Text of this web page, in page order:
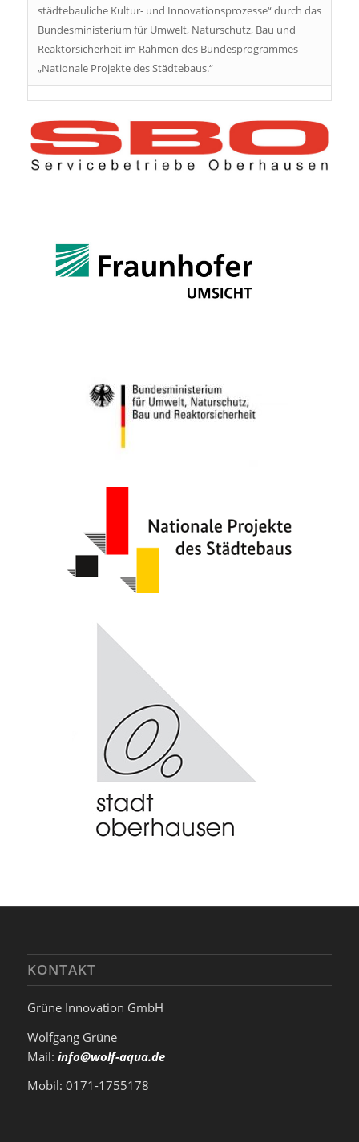
städtebauliche Kultur- und Innovationsprozesse“ durch das
Bundesministerium für Umwelt, Naturschutz, Bau und
Reaktorsicherheit im Rahmen des Bundesprogrammes
„Nationale Projekte des Städtebaus.“
KONTAKT
Grüne Innovation GmbH
Wolfgang Grüne
Mail: info@wolf-aqua.de
Mobil: 0171-1755178